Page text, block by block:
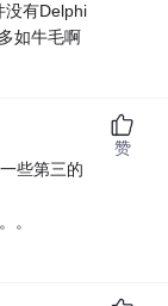
没有Delphi
如牛毛啊
些第三的
。
赞